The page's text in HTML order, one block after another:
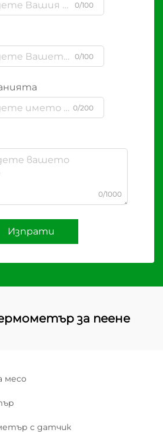
0/100
0/100
0/200
0/1000
Изпрати
за пеене
месо
с датчик